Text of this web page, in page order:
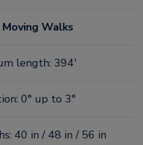
Walks
length: 394'
0° up to 3°
40 in / 48 in / 56 in